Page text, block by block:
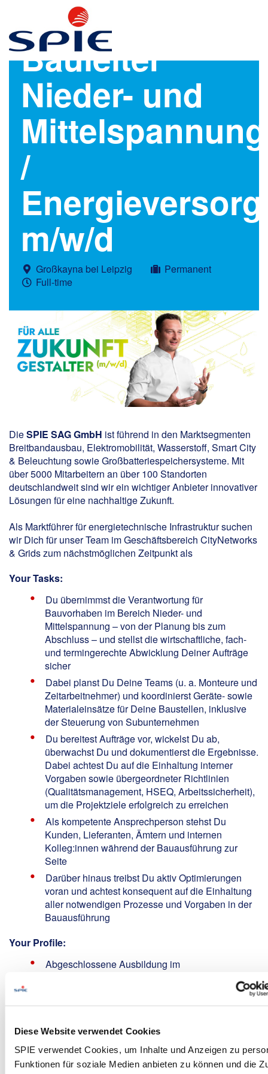
Diese Website verwendet Cookies
SPIE verwendet Cookies, um Inhalte und Anzeigen zu
Funktionen für soziale Medien anbieten zu können und die
Bauleiter
Nieder- und
Mittelspannung
/
m/w/d
Großkayna bei Leipzig
Permanent
Full-time
DieSPIE SAG GmbH ist führend in den Marktsegmenten
Breitbandausbau, Elektromobilität, Wasserstoff, Smart City
& Beleuchtung sowie Großbatteriespeichersysteme. Mit
über 5000 Mitarbeitern an über 100 Standorten
deutschlandweit sind wir ein wichtiger Anbieter innovativer
Lösungen für eine nachhaltige Zukunft.
Als Marktführer für energietechnische Infrastruktur suchen
wir Dich für unser Team im Geschäftsbereich CityNetworks
& Grids zum nächstmöglichen Zeitpunkt als
Your Tasks:
Du übernimmst die Verantwortung für
Bauvorhaben im Bereich Nieder- und
Mittelspannung – von der Planung bis zum
Abschluss – und stellst die wirtschaftliche, fach-
und termingerechte Abwicklung Deiner Aufträge
sicher
Dabei planst Du Deine Teams (u. a. Monteure und
Zeitarbeitnehmer) und koordinierst Geräte- sowie
Materialeinsätze für Deine Baustellen, inklusive
der Steuerung von Subunternehmen
Du bereitest Aufträge vor, wickelst Du ab,
überwachst Du und dokumentierst die Ergebnisse.
Dabei achtest Du auf die Einhaltung interner
Vorgaben sowie übergeordneter Richtlinien
(Qualitätsmanagement, HSEQ, Arbeitssicherheit),
um die Projektziele erfolgreich zu erreichen
Als kompetente Ansprechperson stehst Du
Kunden, Lieferanten, Ämtern und internen
Kolleg:innen während der Bauausführung zur
Seite
Darüber hinaus treibst Du aktiv Optimierungen
voran und achtest konsequent auf die Einhaltung
aller notwendigen Prozesse und Vorgaben in der
Bauausführung
Your Profile:
Abgeschlossene Ausbildung im
elektrotechnischen Bereich (z. B. Elektroniker /
Technikerabschluss oder ein Studium mit
Alternativ eine abgeschlossene Ausbildung als
Straßenbauer m/w/d mit Meister- bzw.
Technikerabschluss oder vergleichbare
Qualifikationen mit entsprechender